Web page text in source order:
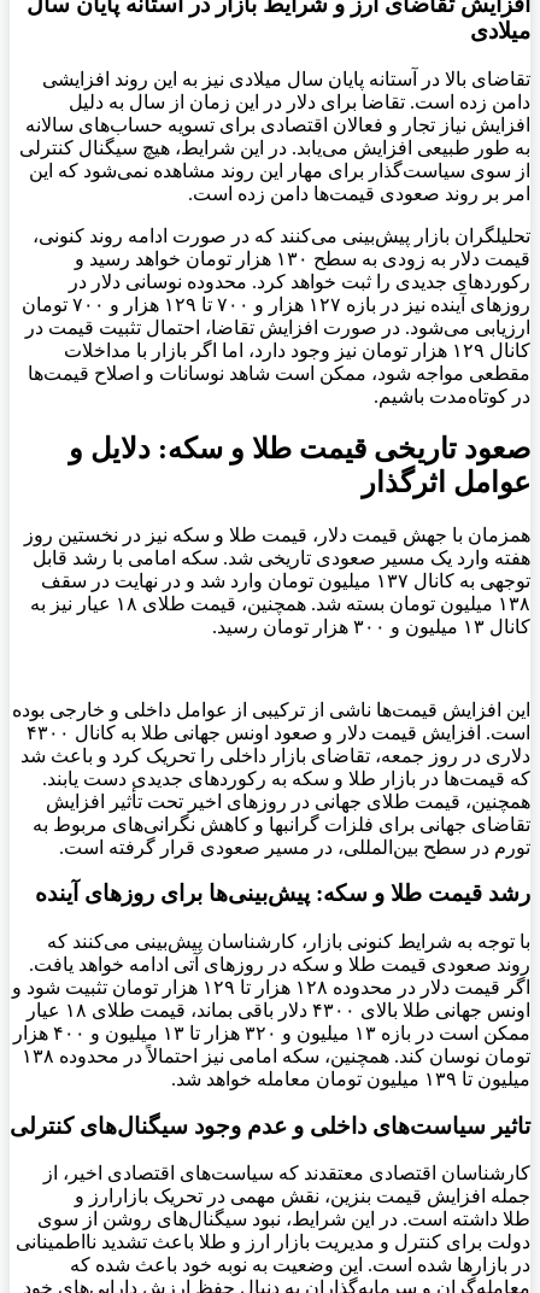
میلادی
تقاضای بالا در آستانه پایان سال میلادی نیز به این روند افزایشی
دامن زده است. تقاضا برای دلار در این زمان از سال به دلیل
افزایش نیاز تجار و فعالان اقتصادی برای تسویه حساب‌های سالانه
به طور طبیعی افزایش می‌یابد. در این شرایط، هیچ سیگنال کنترلی
از سوی سیاست‌گذار برای مهار این روند مشاهده نمی‌شود که این
امر بر روند صعودی قیمت‌ها دامن زده است.
تحلیلگران بازار پیش‌بینی می‌کنند که در صورت ادامه روند کنونی،
قیمت دلار به زودی به سطح ۱۳۰ هزار تومان خواهد رسید و
رکوردهای جدیدی را ثبت خواهد کرد. محدوده نوسانی دلار در
روزهای آینده نیز در بازه ۱۲۷ هزار و ۷۰۰ تا ۱۲۹ هزار و ۷۰۰ تومان
ارزیابی می‌شود. در صورت افزایش تقاضا، احتمال تثبیت قیمت در
کانال ۱۲۹ هزار تومان نیز وجود دارد، اما اگر بازار با مداخلات
مقطعی مواجه شود، ممکن است شاهد نوسانات و اصلاح قیمت‌ها
در کوتاه‌مدت باشیم.
صعود تاریخی قیمت طلا و سکه: دلایل و
عوامل اثرگذار
همزمان با جهش قیمت دلار، قیمت طلا و سکه نیز در نخستین روز
هفته وارد یک مسیر صعودی تاریخی شد. سکه امامی با رشد قابل
توجهی به کانال ۱۳۷ میلیون تومان وارد شد و در نهایت در سقف
۱۳۸ میلیون تومان بسته شد. همچنین، قیمت طلای ۱۸ عیار نیز به
کانال ۱۳ میلیون و ۳۰۰ هزار تومان رسید.
این افزایش قیمت‌ها ناشی از ترکیبی از عوامل داخلی و خارجی بوده
است. افزایش قیمت دلار و صعود اونس جهانی طلا به کانال ۴۳۰۰
دلاری در روز جمعه، تقاضای بازار داخلی را تحریک کرد و باعث شد
که قیمت‌ها در بازار طلا و سکه به رکوردهای جدیدی دست یابند.
همچنین، قیمت طلای جهانی در روزهای اخیر تحت تأثیر افزایش
تقاضای جهانی برای فلزات گرانبها و کاهش نگرانی‌های مربوط به
تورم در سطح بین‌المللی، در مسیر صعودی قرار گرفته است.
رشد قیمت طلا و سکه: پیش‌بینی‌ها برای روزهای آینده
با توجه به شرایط کنونی بازار، کارشناسان پیش‌بینی می‌کنند که
روند صعودی قیمت طلا و سکه در روزهای آتی ادامه خواهد یافت.
اگر قیمت دلار در محدوده ۱۲۸ هزار تا ۱۲۹ هزار تومان تثبیت شود و
اونس جهانی طلا بالای ۴۳۰۰ دلار باقی بماند، قیمت طلای ۱۸ عیار
ممکن است در بازه ۱۳ میلیون و ۳۲۰ هزار تا ۱۳ میلیون و ۴۰۰ هزار
تومان نوسان کند. همچنین، سکه امامی نیز احتمالاً در محدوده ۱۳۸
میلیون تا ۱۳۹ میلیون تومان معامله خواهد شد.
تاثیر سیاست‌های داخلی و عدم وجود سیگنال‌های کنترلی
کارشناسان اقتصادی معتقدند که سیاست‌های اقتصادی اخیر، از
جمله افزایش قیمت بنزین، نقش مهمی در تحریک بازارارز و
طلا داشته است. در این شرایط، نبود سیگنال‌های روشن از سوی
دولت برای کنترل و مدیریت بازار ارز و طلا باعث تشدید نااطمینانی
در بازارها شده است. این وضعیت به نوبه خود باعث شده که
معامله‌گران و سرمایه‌گذاران به دنبال حفظ ارزش دارایی‌های خود